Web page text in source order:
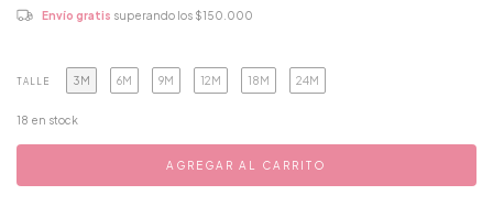
Envío gratis superando los $150.000
TALLE 3M 6M 9M 12M 18M 24M
18 en stock